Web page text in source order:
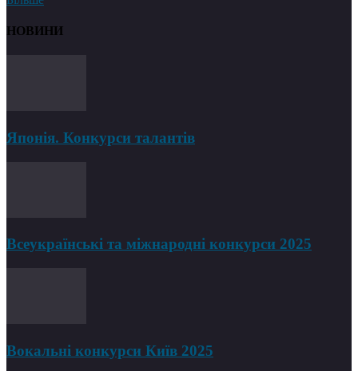
НОВИНИ
Японія. Конкурси талантів
Всеукраїнські та міжнародні конкурси 2025
Вокальні конкурси Київ 2025